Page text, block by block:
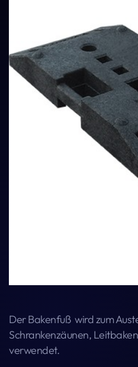
Der Bakenfuß wird zum
Schrankenzäunen,
verwendet.